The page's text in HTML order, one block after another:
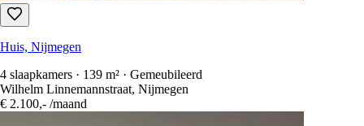
Huis, Nijmegen
4 slaapkamers · 139 m² · Gemeubileerd
Wilhelm Linnemannstraat, Nijmegen
€ 2.100,- /maand